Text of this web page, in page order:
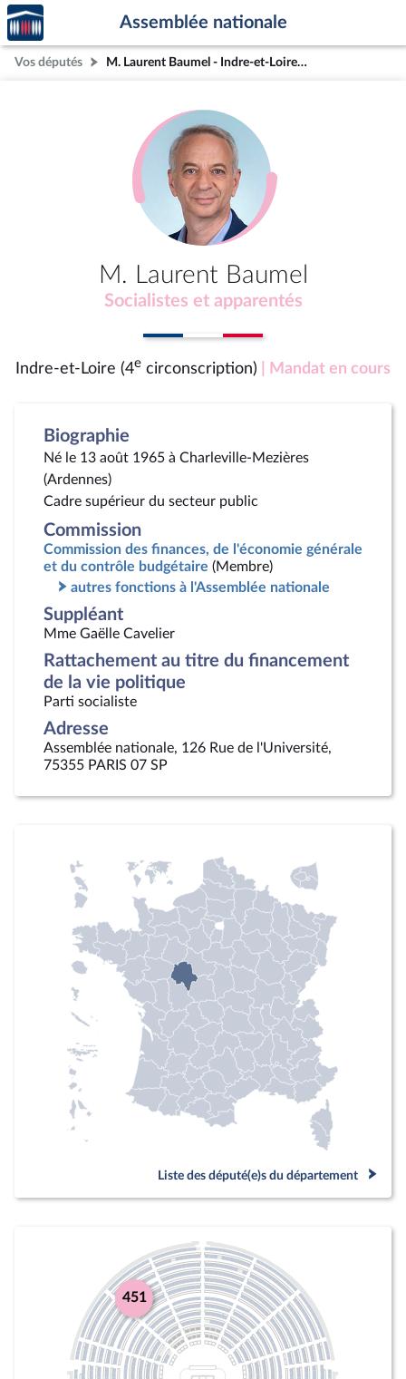
Aller au contenu
Aller en bas de la page
Accèder
à la
page
d'accueil
Assemblée nationale
Vos députés M. Laurent Baumel - Indre-et-Loire (4e circonscription)
M. Laurent Baumel
Socialistes et apparentés
Indre-et-Loire (4e circonscription) | Mandat en cours
Biographie
Né le 13 août 1965 à Charleville-Mezières
(Ardennes)
Cadre supérieur du secteur public
Commission
Commission des finances, de l'économie générale
et du contrôle budgétaire (Membre)
autres fonctions à l'Assemblée nationale
Suppléant
Mme Gaëlle Cavelier
Rattachement au titre du financement
de la vie politique
Parti socialiste
Adresse
Assemblée nationale, 126 Rue de l'Université,
75355 PARIS 07 SP
Liste des député(e)s du département
451